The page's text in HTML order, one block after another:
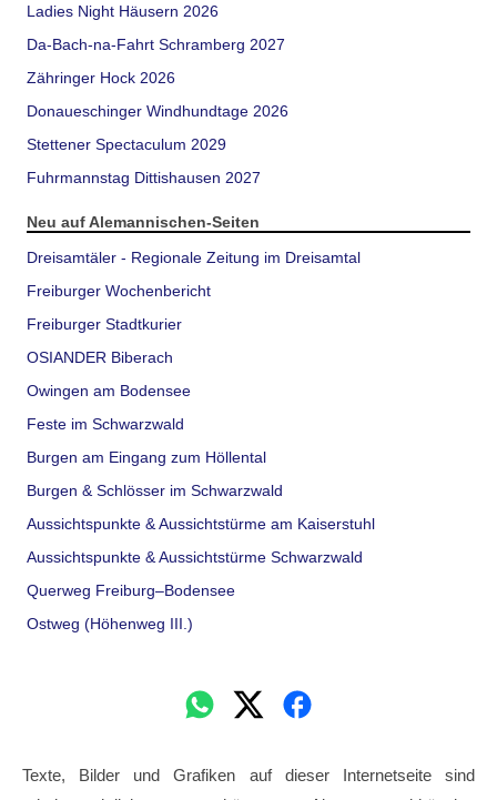
Ladies Night Häusern 2026
Da-Bach-na-Fahrt Schramberg 2027
Zähringer Hock 2026
Donaueschinger Windhundtage 2026
Stettener Spectaculum 2029
Fuhrmannstag Dittishausen 2027
Neu auf Alemannischen-Seiten
Dreisamtäler - Regionale Zeitung im Dreisamtal
Freiburger Wochenbericht
Freiburger Stadtkurier
OSIANDER Biberach
Owingen am Bodensee
Feste im Schwarzwald
Burgen am Eingang zum Höllental
Burgen & Schlösser im Schwarzwald
Aussichtspunkte & Aussichtstürme am Kaiserstuhl
Aussichtspunkte & Aussichtstürme Schwarzwald
Querweg Freiburg–Bodensee
Ostweg (Höhenweg III.)
Texte, Bilder und Grafiken auf dieser Internetseite sind